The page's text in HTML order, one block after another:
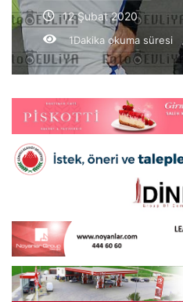
12 Şubat 2020
1Dakika okuma süresi